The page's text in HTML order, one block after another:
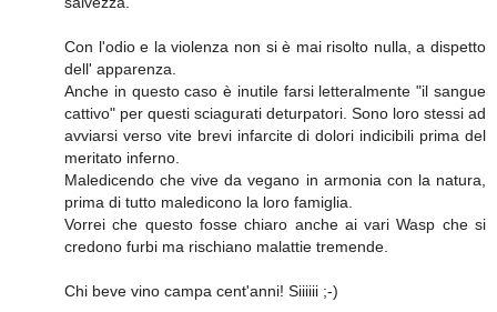
Con l'odio e la violenza non si è mai risolto nulla, a dispetto
dell' apparenza.
Anche in questo caso è inutile farsi letteralmente "il sangue
cattivo" per questi sciagurati deturpatori. Sono loro stessi ad
avviarsi verso vite brevi infarcite di dolori indicibili prima del
meritato inferno.
Maledicendo che vive da vegano in armonia con la natura,
prima di tutto maledicono la loro famiglia.
Vorrei che questo fosse chiaro anche ai vari Wasp che si
credono furbi ma rischiano malattie tremende.
Chi beve vino campa cent'anni! Siiiiii ;-)